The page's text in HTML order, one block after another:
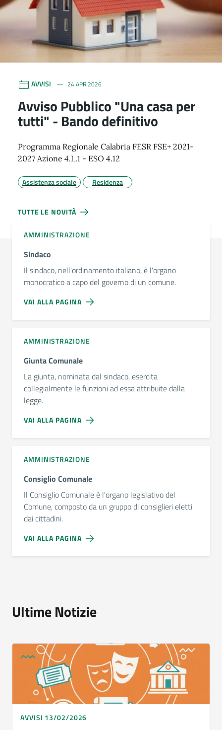
AVVISI 24 APR 2026
Avviso Pubblico "Una casa per
tutti" - Bando definitivo
Programma Regionale Calabria FESR FSE+ 2021-
2027 Azione 4.L.1 - ESO 4.12
Assistenza sociale Residenza
TUTTE LE NOVITÀ
AMMINISTRAZIONE
Sindaco
Il sindaco, nell'ordinamento italiano, è l'organo
monocratico a capo del governo di un comune.
VAI ALLA PAGINA
AMMINISTRAZIONE
Giunta Comunale
La giunta, nominata dal sindaco, esercita
collegialmente le funzioni ad essa attribuite dalla
legge.
VAI ALLA PAGINA
AMMINISTRAZIONE
Consiglio Comunale
Il Consiglio Comunale è l'organo legislativo del
Comune, composto da un gruppo di consiglieri eletti
dai cittadini.
VAI ALLA PAGINA
Ultime Notizie
AVVISI 13/02/2026